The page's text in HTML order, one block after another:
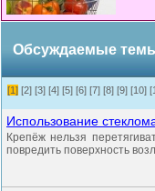
Обсуждаемые
[1] [2] [3] [4] [5] [6] [7] [8] [9] [10]
Использование
Крепёж нельзя
повредить поверхность